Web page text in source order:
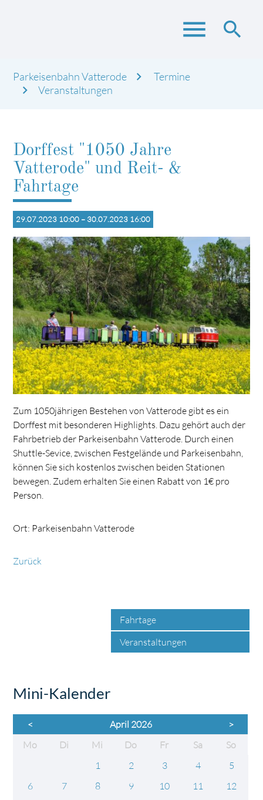
menu search
Suchbegriffe
Parkeisenbahn Vatterode
Termine
Veranstaltungen
Dorffest "1050 Jahre
Vatterode" und Reit- &
Fahrtage
29.07.2023 10:00 – 30.07.2023 16:00
Zum 1050jährigen Bestehen von Vatterode gibt es ein
Dorffest mit besonderen Highlights. Dazu gehört auch der
Fahrbetrieb der Parkeisenbahn Vatterode. Durch einen
Shuttle-Sevice, zwischen Festgelände und Parkeisenbahn,
können Sie sich kostenlos zwischen beiden Stationen
bewegen. Zudem erhalten Sie einen Rabatt von 1€ pro
Person.
Ort: Parkeisenbahn Vatterode
Zurück
Fahrtage
Veranstaltungen
Mini-Kalender
< April 2026
>
Montag DienstagMi ttwochDonnerstag
Freitag Samstag Sonntag
1
2 3 4
5
6
7 8 9 10 11
12